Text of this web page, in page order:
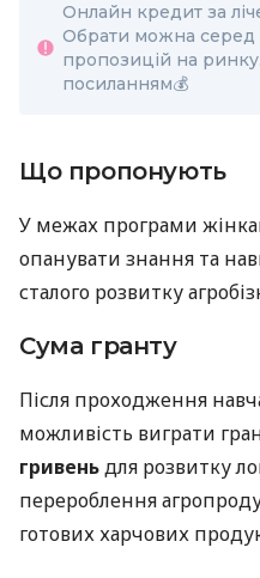
Онлайн кредит за
Обрати можна серед
пропозицій на
посиланням💰
Що пропонують
У межах програми
опанувати знання та
сталого розвитку
Сума гранту
Після проходження
можливість виграти
гривеньдля розвитку
перероблення
готових харчових